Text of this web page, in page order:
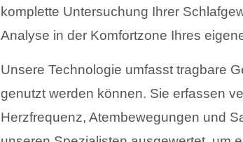
komplette Untersuchung Ihrer
Analyse in der Komfortzone Ihres
Unsere Technologie umfasst tragbare
genutzt werden können. Sie erfassen
Herzfrequenz, Atembewegungen und